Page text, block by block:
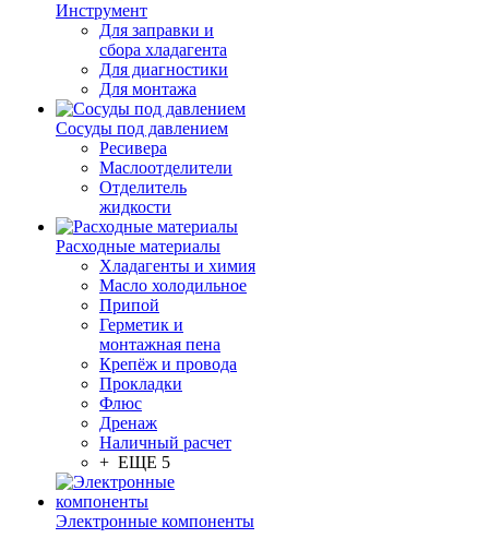
Инструмент
Для заправки и
сбора хладагента
Для диагностики
Для монтажа
Сосуды под давлением
Ресивера
Маслоотделители
Отделитель
жидкости
Расходные материалы
Хладагенты и химия
Масло холодильное
Припой
Герметик и
монтажная пена
Крепёж и провода
Прокладки
Флюс
Дренаж
Наличный расчет
+ ЕЩЕ 5
Электронные компоненты